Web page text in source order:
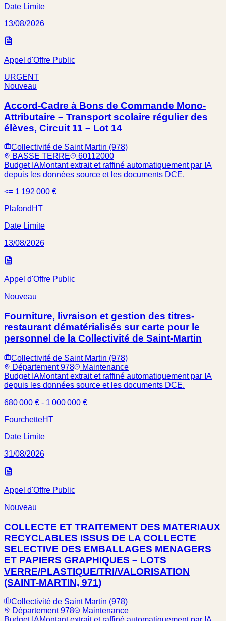
Date Limite
13/08/2026
Appel d'Offre Public
URGENT
Nouveau
Accord-Cadre à Bons de Commande Mono-
Attributaire – Transport scolaire régulier des
élèves, Circuit 11 – Lot 14
Collectivité de Saint Martin (978)
BASSE TERRE
60112000
Budget IAMontant extrait et raffiné automatiquement par IA
depuis les données source et les documents DCE.
<= 1 192 000 €
Plafond HT
Date Limite
13/08/2026
Appel d'Offre Public
Nouveau
Fourniture, livraison et gestion des titres-
restaurant dématérialisés sur carte pour le
personnel de la Collectivité de Saint-Martin
Collectivité de Saint Martin (978)
Département 978
Maintenance
Budget IAMontant extrait et raffiné automatiquement par IA
depuis les données source et les documents DCE.
680 000 € - 1 000 000 €
FourchetteHT
Date Limite
31/08/2026
Appel d'Offre Public
Nouveau
COLLECTE ET TRAITEMENT DES MATERIAUX
RECYCLABLES ISSUS DE LA COLLECTE
SELECTIVE DES EMBALLAGES MENAGERS
ET PAPIERS GRAPHIQUES – LOTS
VERRE/PLASTIQUE/TRI/VALORISATION
(SAINT-MARTIN, 971)
Collectivité de Saint Martin (978)
Département 978
Maintenance